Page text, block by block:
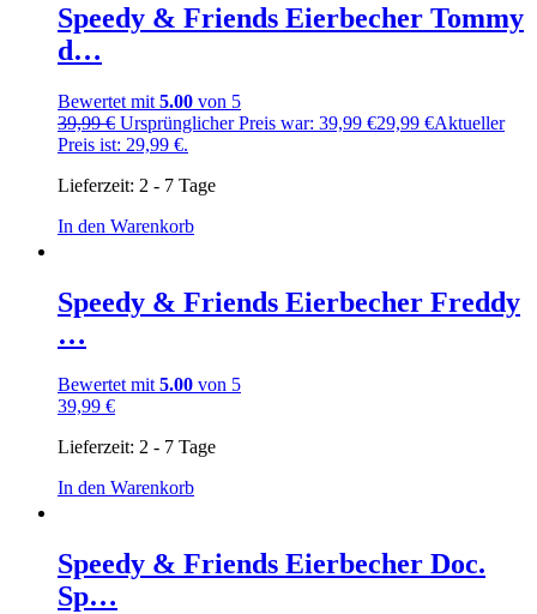
Speedy & Friends Eierbecher Tommy
d…
Bewertet mit 5.00 von 5
39,99€ Ursprünglicher Preis war: 39,99 €29,99 €Aktueller
Preis ist: 29,99 €.
Lieferzeit: 2 - 7 Tage
In den Warenkorb
Speedy & Friends Eierbecher Freddy
…
Bewertet mit5.00 von 5
39,99 €
Lieferzeit: 2 - 7 Tage
In den Warenkorb
Speedy & Friends Eierbecher Doc.
Sp…